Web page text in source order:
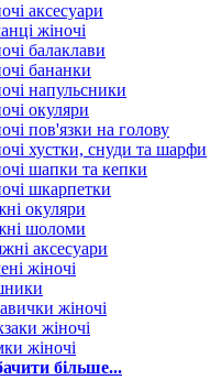
аксесуари
жіночі
балаклави
бананки
напульсники
окуляри
пов'язки на голову
хустки, снуди та шарфи
шапки та кепки
шкарпетки
окуляри
шоломи
аксесуари
жіночі
жіночі
жіночі
жіночі
більше...